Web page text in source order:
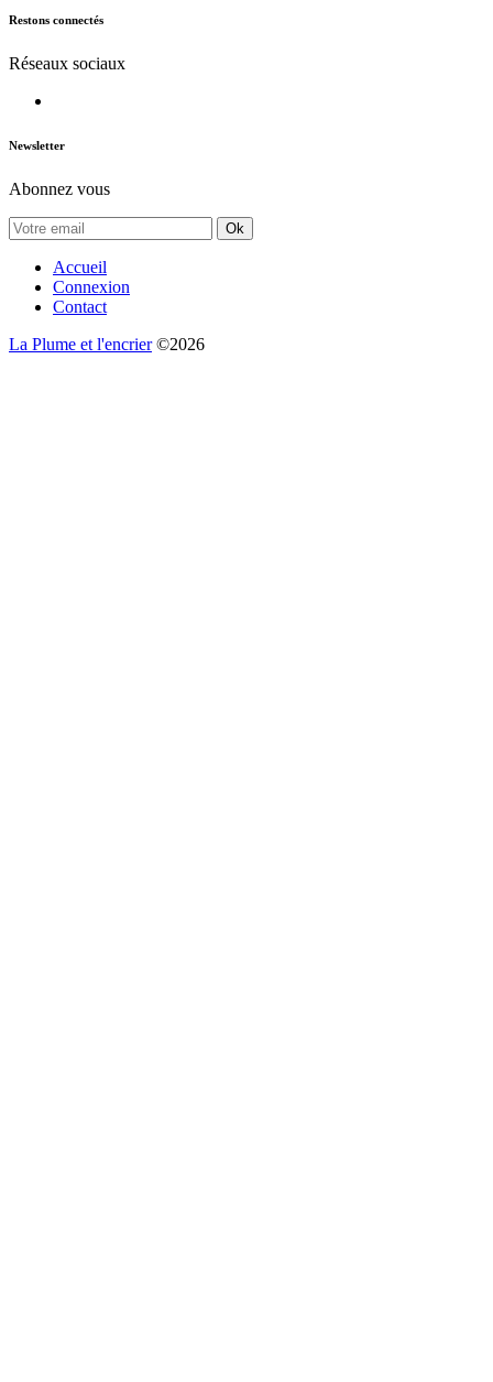
Restons connectés
Réseaux sociaux
Newsletter
Abonnez vous
Ok
Accueil
Connexion
Contact
La Plume et l'encrier©2026